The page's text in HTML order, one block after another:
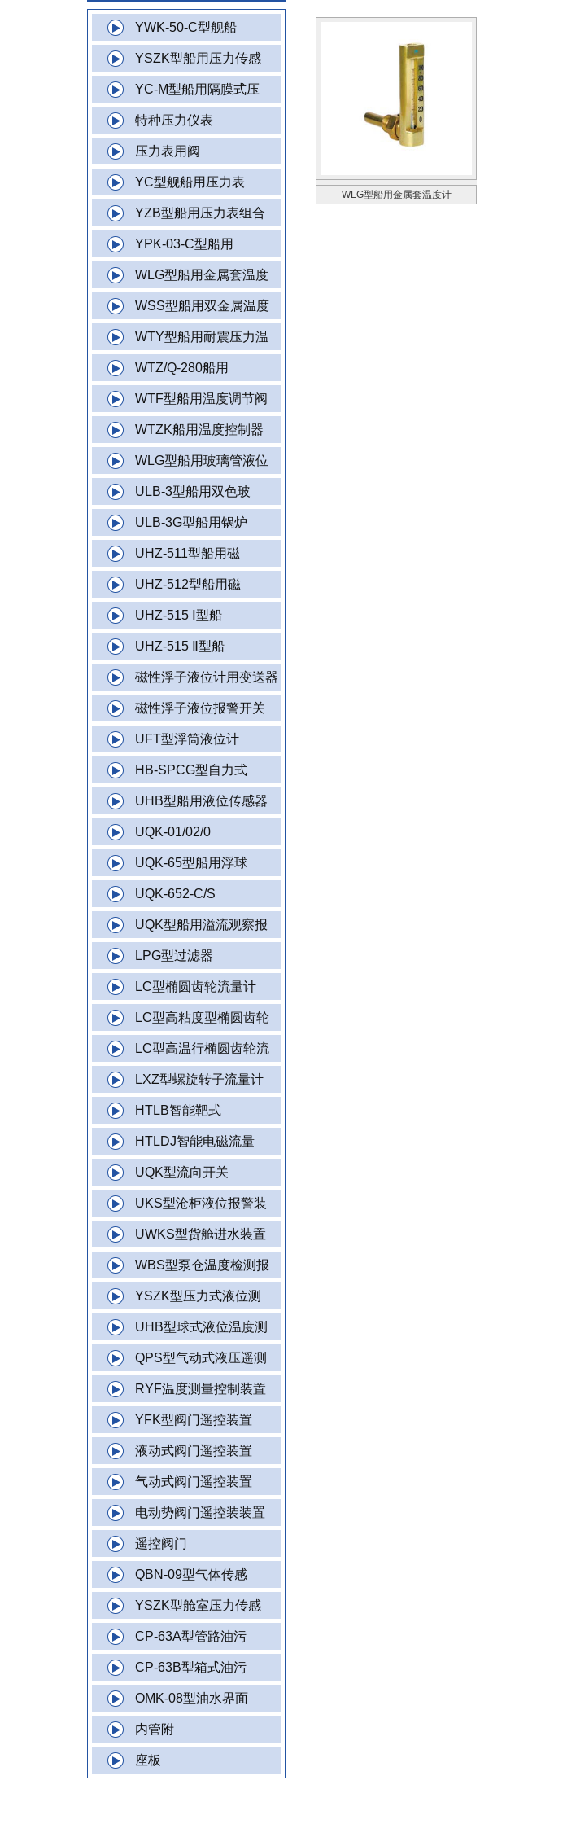
YWK-50-C型舰船
YSZK型船用压力传感
YC-M型船用隔膜式压
特种压力仪表
压力表用阀
YC型舰船用压力表
YZB型船用压力表组合
YPK-03-C型船用
WLG型船用金属套温度
WSS型船用双金属温度
WTY型船用耐震压力温
WTZ/Q-280船用
WTF型船用温度调节阀
WTZK船用温度控制器
WLG型船用玻璃管液位
ULB-3型船用双色玻
ULB-3G型船用锅炉
UHZ-511型船用磁
UHZ-512型船用磁
UHZ-515 Ⅰ型船
UHZ-515 Ⅱ型船
磁性浮子液位计用变送器
磁性浮子液位报警开关
UFT型浮筒液位计
HB-SPCG型自力式
UHB型船用液位传感器
UQK-01/02/0
UQK-65型船用浮球
UQK-652-C/S
UQK型船用溢流观察报
LPG型过滤器
LC型椭圆齿轮流量计
LC型高粘度型椭圆齿轮
LC型高温行椭圆齿轮流
LXZ型螺旋转子流量计
HTLB智能靶式
HTLDJ智能电磁流量
UQK型流向开关
UKS型沧柜液位报警装
UWKS型货舱进水装置
WBS型泵仓温度检测报
YSZK型压力式液位测
UHB型球式液位温度测
QPS型气动式液压遥测
RYF温度测量控制装置
YFK型阀门遥控装置
液动式阀门遥控装置
气动式阀门遥控装置
电动势阀门遥控装装置
遥控阀门
QBN-09型气体传感
YSZK型舱室压力传感
CP-63A型管路油污
CP-63B型箱式油污
OMK-08型油水界面
内管附
座板
WLG型船用金属套温度计